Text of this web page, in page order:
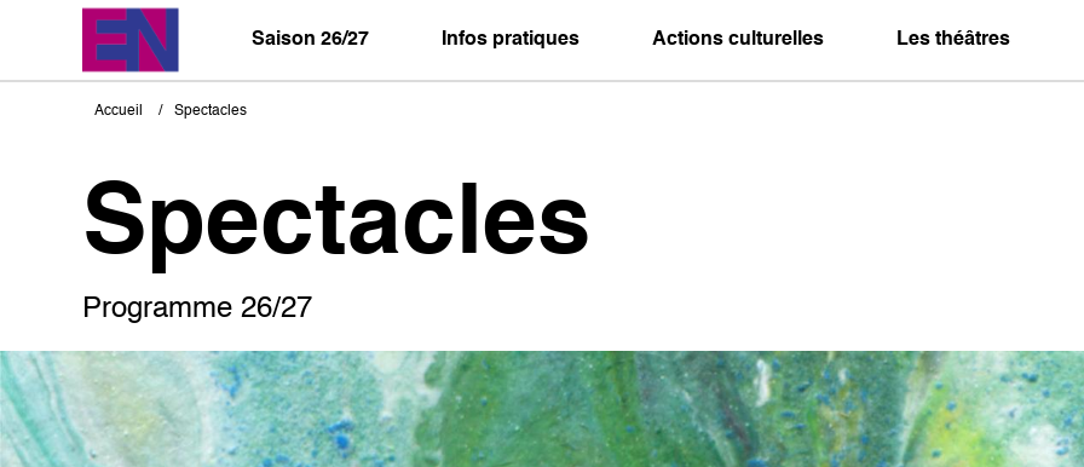
Saison 26/27 Infos pratiques Actions culturelles Les théâtres
Fil
Accueil Spectacles
Spectacles
Programme 26/27